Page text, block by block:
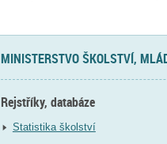
MINISTERSTVO ŠKOLSTVÍ,
Rejstříky, databáze
Statistika školství